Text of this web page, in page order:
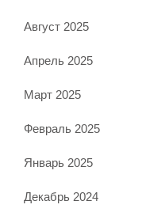
Август 2025
Апрель 2025
Март 2025
Февраль 2025
Январь 2025
Декабрь 2024